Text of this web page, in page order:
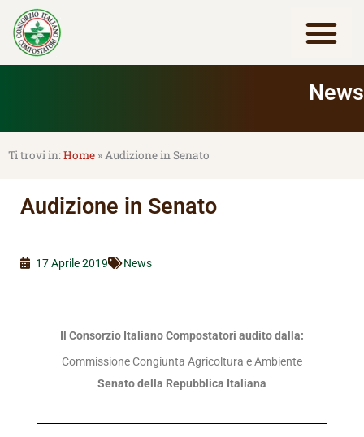
contenuto
News
Home »Audizione in Senato
Audizione in Senato
17 Aprile 2019 News
Il Consorzio Italiano Compostatori audito dalla:
Commissione Congiunta Agricoltura e Ambiente
Senato della Repubblica Italiana